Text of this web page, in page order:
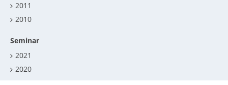
2011
2010
Seminar
2021
2020